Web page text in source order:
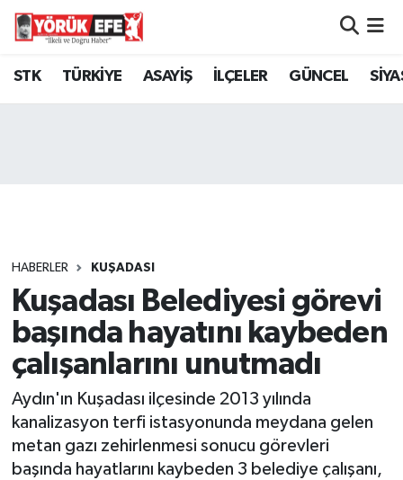
STK TÜRKİYE ASAYİŞ İLÇELER GÜNCEL
HABERLER KUŞADASI
Kuşadası Belediyesi görevi
başında hayatını kaybeden
çalışanlarını unutmadı
Aydın'ın Kuşadası ilçesinde 2013 yılında
kanalizasyon terfi istasyonunda meydana gelen
metan gazı zehirlenmesi sonucu görevleri
başında hayatlarını kaybeden 3 belediye çalışanı,
Aydın Nöbetçi Eczaneler
Tüm Manşetler
Son Dakika Haberleri
Haber Arşivi